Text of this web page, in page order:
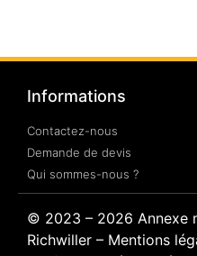
Informations
Contactez-nous
Demande de devis
Qui sommes-nous ?
© 2023 – 2026 Annexe
Richwiller – Mentions